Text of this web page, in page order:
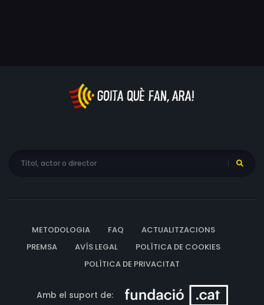
METODOLOGIA FAQ
ACTUALITZACIONS
PREMSA
AVÍS LEGAL
POLÍTICA DE COOKIES
POLÍTICA DE PRIVACITAT
Amb el suport de: